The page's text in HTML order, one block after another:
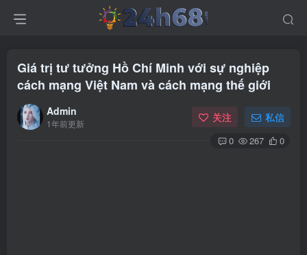
Giá trị tư tưởng Hồ Chí Minh với sự nghiệp
cách mạng Việt Nam và cách mạng thế giới
Admin
1年前更新 关注 私信
0 267 0